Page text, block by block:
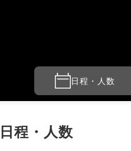
日程・人数
日程・人数